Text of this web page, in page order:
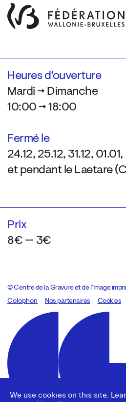
We use cookies on this site.
Heures d’ouverture
Mardi → Dimanche
10:00 → 18:00
Fermé le
24.12, 25.12, 31.12, 01.01,
et pendant le Laetare
Prix
8€ — 3€
© Centre de la Gravure et de l’Image
Colophon
Design:Marcel Kaczmarek, code:
Nos partenaires Cookies